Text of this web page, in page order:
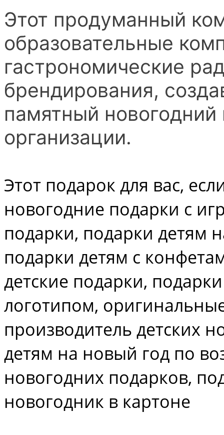
Этот продуманный
образовательные
гастрономические
брендирования,
памятный
организации.
Этот подарок для вас,
новогодние подарки с
подарки, подарки детям
подарки детям с
детские подарки,
логотипом,
производитель детских
детям на новый год по
новогодних подарков,
новогодник в картоне